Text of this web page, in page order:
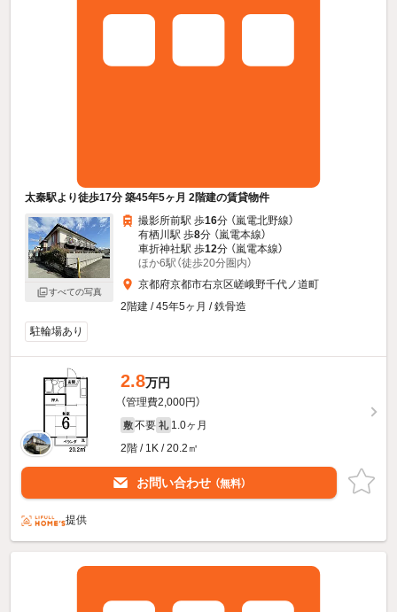
太秦駅より徒歩17分 築45年5ヶ月 2階建の賃貸物件
すべての写真
撮影所前駅 歩16分 （嵐電北野線）
有栖川駅 歩8分 （嵐電本線）
車折神社駅 歩12分 （嵐電本線）
ほか6駅（徒歩20分圏内）
京都府京都市右京区嵯峨野千代ノ道町
2階建 / 45年5ヶ月 / 鉄骨造
駐輪場あり
2.8万円
（管理費2,000円）
敷 不要 礼 1.0ヶ月
2階 / 1K / 20.2㎡
お問い合わせ （無料）
提供